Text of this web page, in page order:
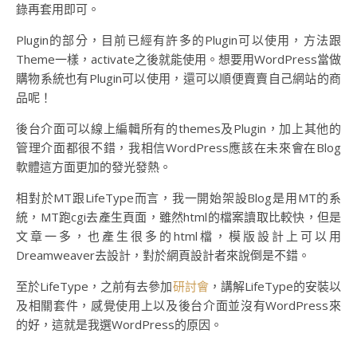
錄再套用即可。
Plugin的部分，目前已經有許多的Plugin可以使用，方法跟
Theme一樣，activate之後就能使用。想要用WordPress當做
購物系統也有Plugin可以使用，還可以順便賣賣自己網站的商
品呢！
後台介面可以線上編輯所有的themes及Plugin，加上其他的
管理介面都很不錯，我相信WordPress應該在未來會在Blog
軟體這方面更加的發光發熱。
相對於MT跟LifeType而言，我一開始架設Blog是用MT的系
統，MT跑cgi去產生頁面，雖然html的檔案讀取比較快，但是
文章一多，也產生很多的html檔，模版設計上可以用
Dreamweaver去設計，對於網頁設計者來說倒是不錯。
至於LifeType，之前有去參加研討會，講解LifeType的安裝以
及相關套件，感覺使用上以及後台介面並沒有WordPress來
的好，這就是我選WordPress的原因。